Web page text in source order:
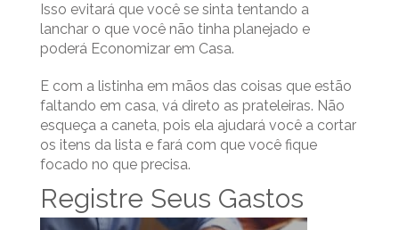
Isso evitará que você se sinta tentando a
lanchar o que você não tinha planejado e
poderá Economizar em Casa.
E com a listinha em mãos das coisas que estão
faltando em casa, vá direto as prateleiras. Não
esqueça a caneta, pois ela ajudará você a cortar
os itens da lista e fará com que você fique
focado no que precisa.
Registre Seus Gastos